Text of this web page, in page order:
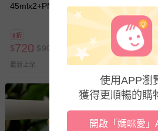
45mlx2+PMD長效防蚊貼片12
8折
$720 $900
最新上架 追蹤
防蚊
82折
$ 599
使用APP瀏
獲得更順暢的購
開啟「媽咪愛」